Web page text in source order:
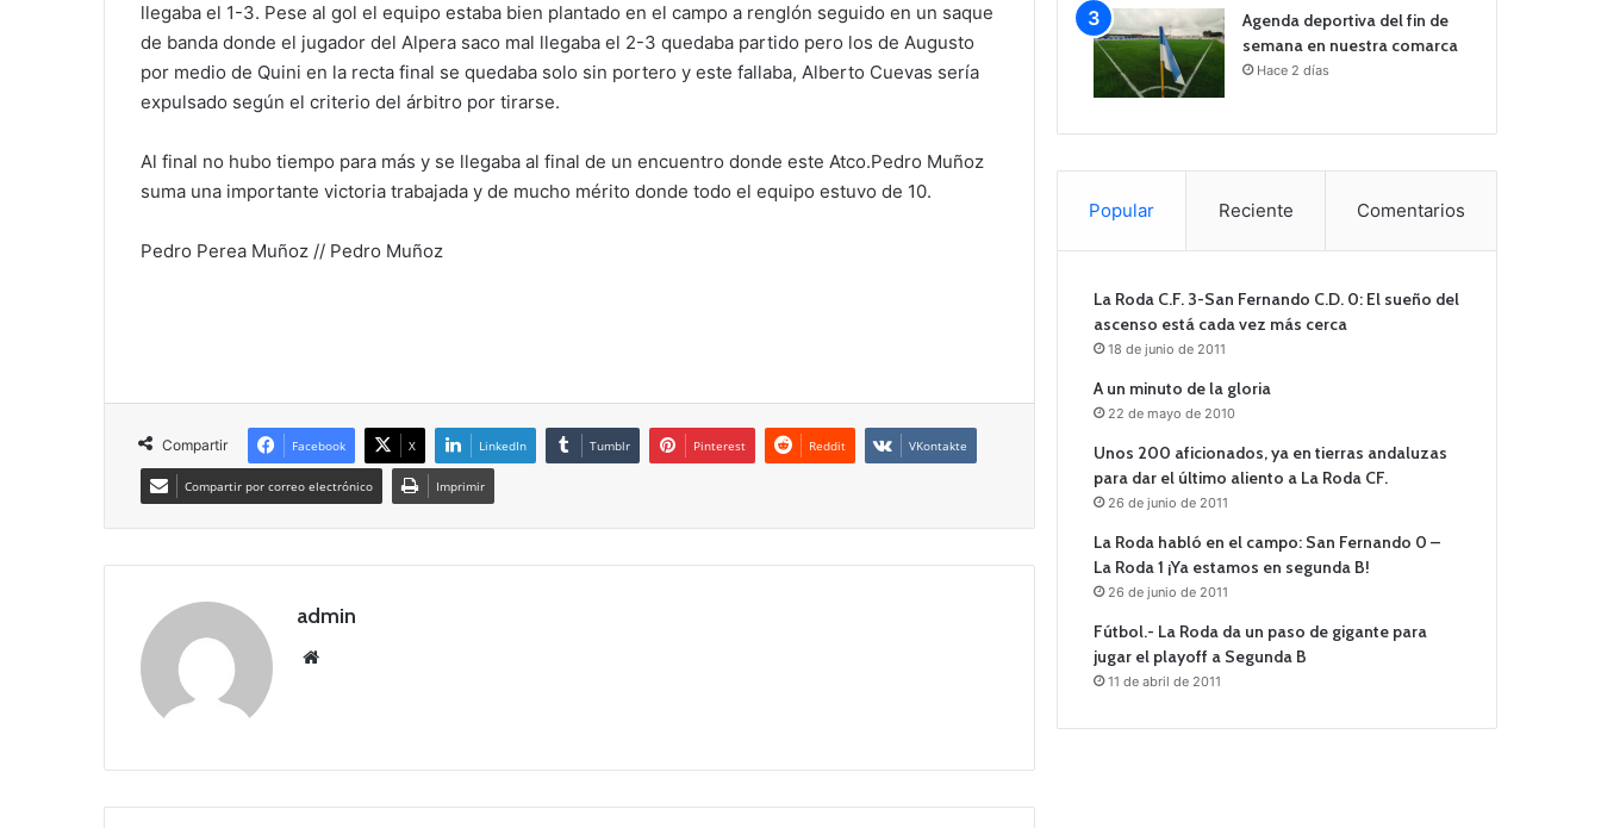
llegaba el 1-3. Pese al gol el equipo estaba bien plantado en el campo a renglón seguido en un saque
de banda donde el jugador del Alpera saco mal llegaba el 2-3 quedaba partido pero los de Augusto
por medio de Quini en la recta final se quedaba solo sin portero y este fallaba, Alberto Cuevas sería
expulsado según el criterio del árbitro por tirarse.
Al final no hubo tiempo para más y se llegaba al final de un encuentro donde este Atco.Pedro Muñoz
suma una importante victoria trabajada y de mucho mérito donde todo el equipo estuvo de 10.
Pedro Perea Muñoz // Pedro Muñoz
Compartir Facebook X LinkedIn Tumblr Pinterest Reddit VKontakte
Compartir por correo electrónico Imprimir
admin
Agenda deportiva del fin de
semana en nuestra comarca
Hace 2 días
Popular Reciente Comentarios
La Roda C.F. 3-San Fernando C.D. 0: El sueño del
ascenso está cada vez más cerca
18 de junio de 2011
A un minuto de la gloria
22 de mayo de 2010
Unos 200 aficionados, ya en tierras andaluzas
para dar el último aliento a La Roda CF.
26 de junio de 2011
La Roda habló en el campo: San Fernando 0 –
La Roda 1 ¡Ya estamos en segunda B!
26 de junio de 2011
Fútbol.- La Roda da un paso de gigante para
jugar el playoff a Segunda B
11 de abril de 2011